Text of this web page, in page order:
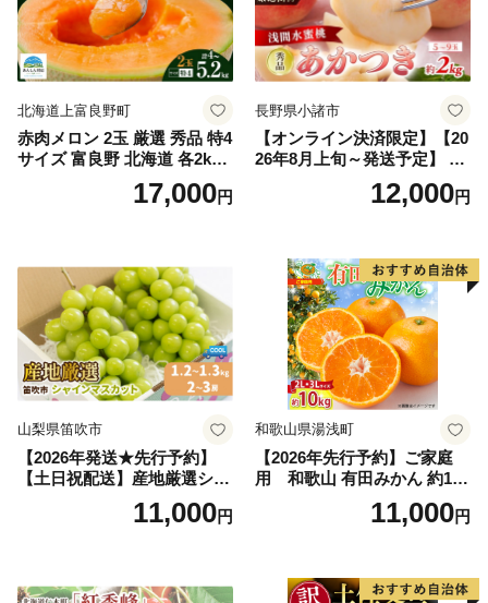
北海道上富良野町
赤肉メロン 2玉 厳選 秀品 特4
サイズ 富良野 北海道 各2kg
～2.6kg 2玉 セット ファーム
富良野 メロン めろん 果物 く
17,000円
長野県小諸市
【オンライン決済限定】【20
26年8月上旬～発送予定】 先
行予約 「浅間水蜜桃プレミ
アム」 もも あかつき 秀品 約
果肉 長野県産 小諸市
12,000円
山梨県笛吹市
【2026年発送★先行予約】
【土日祝配送】産地厳選シャ
インマスカット1.2kg～1.3kg
（2房～3房）※沖縄・離島配
笛吹市 山梨県 フルーツ 果物
11,000円
和歌山県湯浅町
【2026年先行予約】ご家庭
用 和歌山 有田みかん 約10k
g (2L、3Lサイズ)【湯浅町】
11,000円